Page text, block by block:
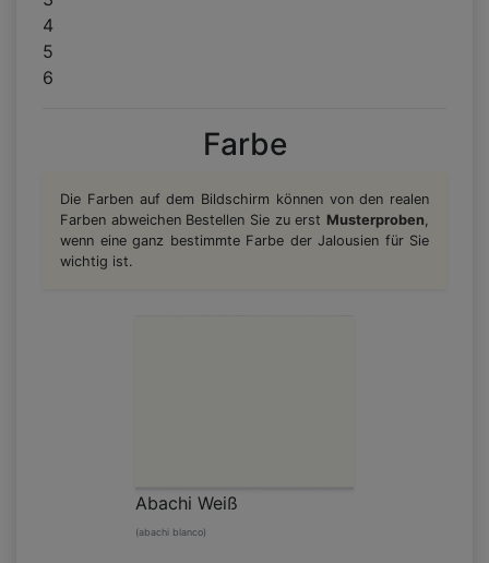
4
5
6
Farbe
Die Farben auf dem Bildschirm können von den realen
Farben abweichen Bestellen Sie zu erst Musterproben,
wenn eine ganz bestimmte Farbe der Jalousien für Sie
wichtig ist.
Abachi Weiß
(abachi blanco)